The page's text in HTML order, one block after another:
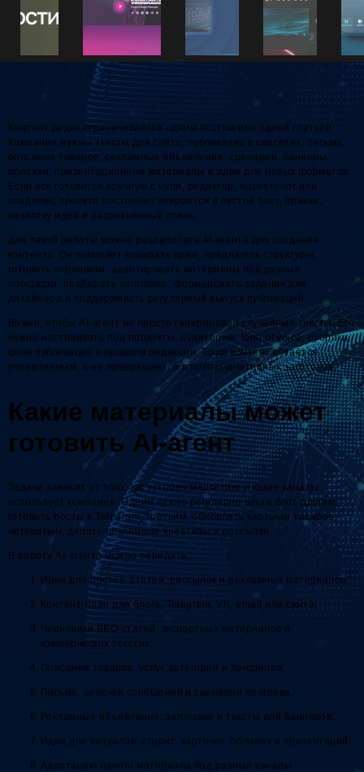
Контент редко ограничивается одним постом или одной статьёй.
Компании нужны тексты для сайта, публикации в соцсетях, письма,
описания товаров, рекламные объявления, сценарии, баннеры,
обложки, презентационные материалы и идеи для новых форматов.
Если всё готовится вручную с нуля, редактор, маркетолог или
владелец проекта постоянно упирается в пустой лист, правки,
нехватку идей и разрозненный стиль.
Для такой работы можно разработать AI-агента для создания
контента. Он помогает собирать идеи, предлагать структуры,
готовить черновики, адаптировать материалы под разные
площадки, подбирать заголовки, формировать задания для
дизайнера и поддерживать регулярный выпуск публикаций.
Важно, чтобы AI-агент не просто генерировал случайные тексты. Его
нужно настраивать под продукты, аудиторию, tone of voice, рубрики,
цели публикаций и правила редакции. Тогда контент остаётся
управляемым, а не превращается в поток однотипных заготовок.
Какие материалы может
готовить AI-агент
Задачи зависят от того, как устроен маркетинг и какие каналы
использует компания. Одним нужно регулярно вести блог, другим,
готовить посты в Telegram, третьим, обновлять карточки товаров,
четвёртым, делать рекламные креативы и рассылки.
В работу AI-агента можно передать:
Идеи для постов, статей, рассылок и рекламных материалов;
Контент-план для блога, Telegram, VK, email или сайта;
Черновики SEO-статей, экспертных материалов и
коммерческих текстов;
Описания товаров, услуг, категорий и лендингов;
Письма, цепочки сообщений и сценарии прогрева;
Рекламные объявления, заголовки и тексты для баннеров;
Идеи для визуалов, сторис, карточек, обложек и презентаций;
Адаптацию одного материала под разные каналы.